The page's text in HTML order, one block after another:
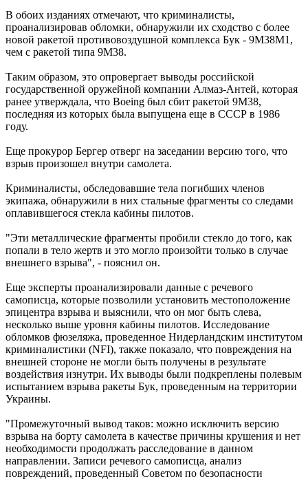
В обоих изданиях отмечают, что криминалисты,
проанализировав обломки, обнаружили их сходство с более
новой ракетой противовоздушной комплекса Бук - 9М38М1,
чем с ракетой типа 9М38.
Таким образом, это опровергает выводы российской
государственной оружейной компании Алмаз-Антей, которая
ранее утверждала, что Boeing был сбит ракетой 9М38,
последняя из которых была выпущена еще в СССР в 1986
году.
Еще прокурор Бергер отверг на заседании версию того, что
взрыв произошел внутри самолета.
Криминалисты, обследовавшие тела погибших членов
экипажа, обнаружили в них стальные фрагменты со следами
оплавившегося стекла кабины пилотов.
"Эти металлические фрагменты пробили стекло до того, как
попали в тело жертв и это могло произойти только в случае
внешнего взрыва", - пояснил он.
Еще эксперты проанализировали данные с речевого
самописца, которые позволили установить местоположение
эпицентра взрыва и выяснили, что он мог быть слева,
несколько выше уровня кабины пилотов. Исследование
обломков фюзеляжа, проведенное Нидерландским институтом
криминалистики (NFI), также показало, что повреждения на
внешней стороне не могли быть получены в результате
воздействия изнутри. Их выводы были подкреплены полевым
испытанием взрыва ракеты Бук, проведенным на территории
Украины.
"Промежуточный вывод таков: можно исключить версию
взрыва на борту самолета в качестве причины крушения и нет
необходимости продолжать расследование в данном
направлении. Записи речевого самописца, анализ
повреждений, проведенный Советом по безопасности